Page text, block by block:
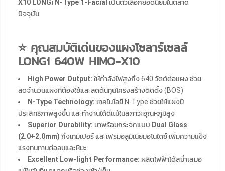
X10 LONGi N-Type 1-Facial เป็นตัวเลือกยอดนิยมในตลาด
ปัจจุบัน
⭐ คุณสมบัติเด่นของแผงโซลาร์เซลล์
LONGi 640W HIMO-X10
High Power Output: ให้กำลังไฟสูงถึง 640 วัตต์ต่อแผง ช่วย
ลดจำนวนแผงที่ต้องใช้และลดต้นทุนโครงสร้างติดตั้ง (BOS)
N-Type Technology: เทคโนโลยี N-Type ช่วยให้แผงมี
ประสิทธิภาพสูงขึ้น และทำงานได้ดีแม้ในสภาวะอุณหภูมิสูง
Superior Durability: มาพร้อมกระจกแบบ Dual Glass
(2.0+2.0mm) กึ่งเทมเปอร์ และเฟรมอลูมิเนียมอโนไดซ์ เพิ่มความแข็ง
แรงทนทานต่อลมและหิมะ
Excellent Low-light Performance: ผลิตไฟฟ้าได้สม่ำเสมอ